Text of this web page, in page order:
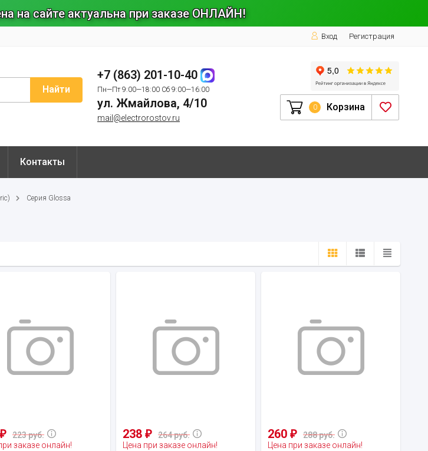
на сайте актуальна при заказе ОНЛАЙН!
Вход Регистрация
Найти
+7 (863) 201-10-40
Пн—Пт 9:00—18:00 Сб 9:00—16:00
ул. Жмайлова, 4/10
mail@electrorostov.ru
0 Корзина
Контакты
Серия Glossa
₽
223 руб.
заказе онлайн!
238 ₽
264 руб.
Цена при заказе онлайн!
260 ₽
288 руб.
Цена при заказе онлайн!